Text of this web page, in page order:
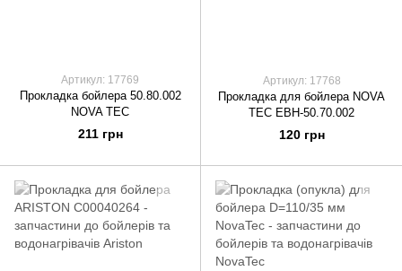
Артикул: 17769
Прокладка бойлера 50.80.002
NOVA TEC
211 грн
Артикул: 17768
Прокладка для бойлера NOVA
TEC ЕВН-50.70.002
120 грн